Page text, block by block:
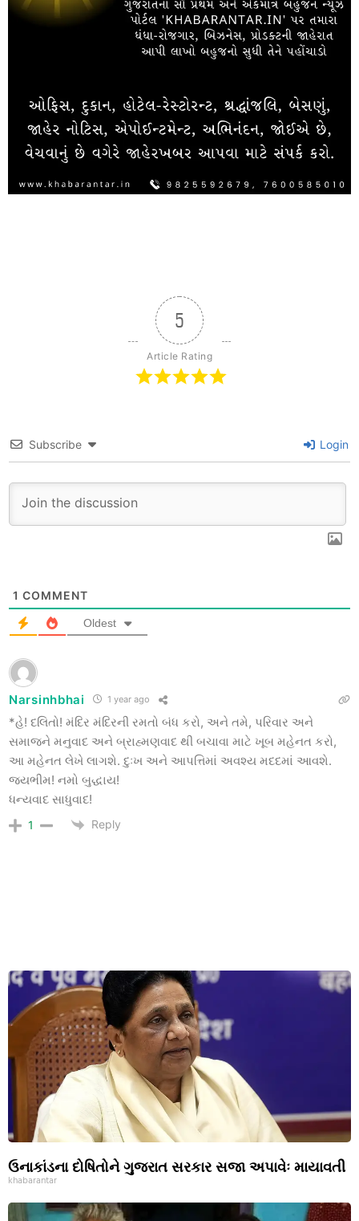
5
Article Rating
Subscribe Login
1 COMMENT
Oldest
Narsinhbhai 1 year ago
*હે! દલિતો! મંદિર મંદિરની રમતો બંધ કરો, અને તમે, પરિવાર અને
સમાજને મનુવાદ અને બ્રાહ્મણવાદ થી બચાવા માટે ખૂબ મહેનત કરો,
આ મહેનત લેખે લાગશે. દુઃખ અને આપત્તિમાં અવશ્ય મદદમાં આવશે.
જયભીમ! નમો બુદ્ધાય!
ધન્યવાદ સાધુવાદ!
1 Reply
ઉનાકાંડના દોષિતોને ગુજરાત સરકાર સજા અપાવેઃ માયાવતી
khabarantar